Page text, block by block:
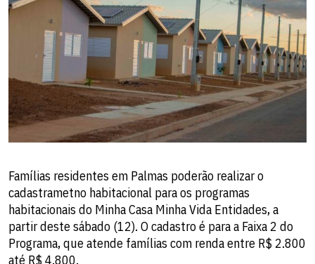
Famílias residentes em Palmas poderão realizar o
cadastrametno habitacional para os programas
habitacionais do Minha Casa Minha Vida Entidades, a
partir deste sábado (12). O cadastro é para a Faixa 2 do
Programa, que atende famílias com renda entre R$ 2.800
até R$ 4.800.